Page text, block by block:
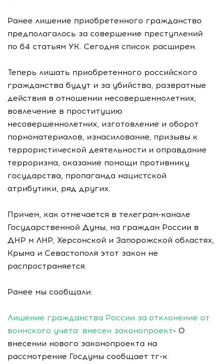
Ранее лишение приобретенного гражданство
предполагалось за совершение преступлений
по 64 статьям УК. Сегодня список расширен.
Теперь лишать приобретенного российского
гражданства будут и за убийства, развратные
действия в отношении несовершеннолетних,
вовлечение в проституцию
несовершеннолетних, изготовление и оборот
порноматериалов, изнасилование, призывы к
террористической деятельности и оправдание
терроризма, оказание помощи противнику
государства, пропаганда нацистской
атрибутики, ряд других.
Причем, как отмечается в телеграм-канале
Государственной Думы, на граждан России в
ДНР м ЛНР, Херсонской и Запорожской областях,
Крыма и Севастополя этот закон не
распространяется.
Ранее мы сообщали:
Лишение гражданства России за отклонение от
воинского учета: внесен законопроект- О
внесении нового законопроекта на
рассмотрение Госдумы сообщает тг-к